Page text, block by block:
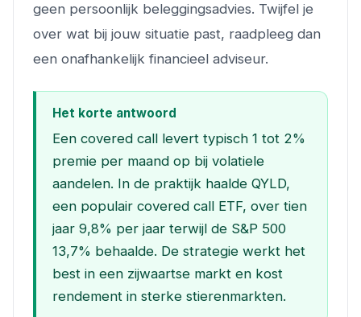
geen persoonlijk beleggingsadvies. Twijfel je
over wat bij jouw situatie past, raadpleeg dan
een onafhankelijk financieel adviseur.
Het korte antwoord
Een covered call levert typisch 1 tot 2%
premie per maand op bij volatiele
aandelen. In de praktijk haalde QYLD,
een populair covered call ETF, over tien
jaar 9,8% per jaar terwijl de S&P 500
13,7% behaalde. De strategie werkt het
best in een zijwaartse markt en kost
rendement in sterke stierenmarkten.